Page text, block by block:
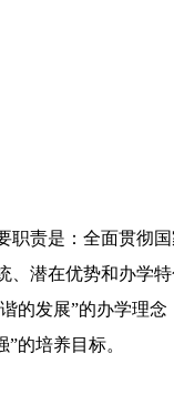
责是：全面贯彻
潜在优势和办学
的发展”的办学理
的培养目标。